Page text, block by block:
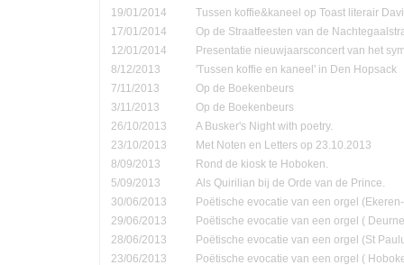
19/01/2014
Tussen koffie&kaneel op Toast literair
17/01/2014
Op de Straatfeesten van de
12/01/2014
Presentatie nieuwjaarsconcert van het
8/12/2013
'Tussen koffie en kaneel' in Den Hopsack
7/11/2013
Op de Boekenbeurs
3/11/2013
Op de Boekenbeurs
26/10/2013
A Busker's Night with poetry.
23/10/2013
Met Noten en Letters op 23.10.2013
8/09/2013
Rond de kiosk te Hoboken.
5/09/2013
Als Quirilian bij de Orde van de Prince.
30/06/2013
Poëtische evocatie van een orgel
29/06/2013
Poëtische evocatie van een orgel (
28/06/2013
Poëtische evocatie van een orgel (St
23/06/2013
Poëtische evocatie van een orgel (